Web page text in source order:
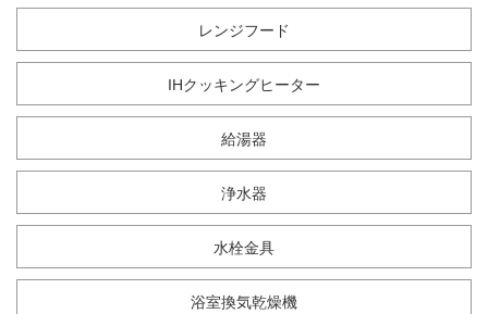
レンジフード
IHクッキングヒーター
給湯器
浄水器
水栓金具
浴室換気乾燥機